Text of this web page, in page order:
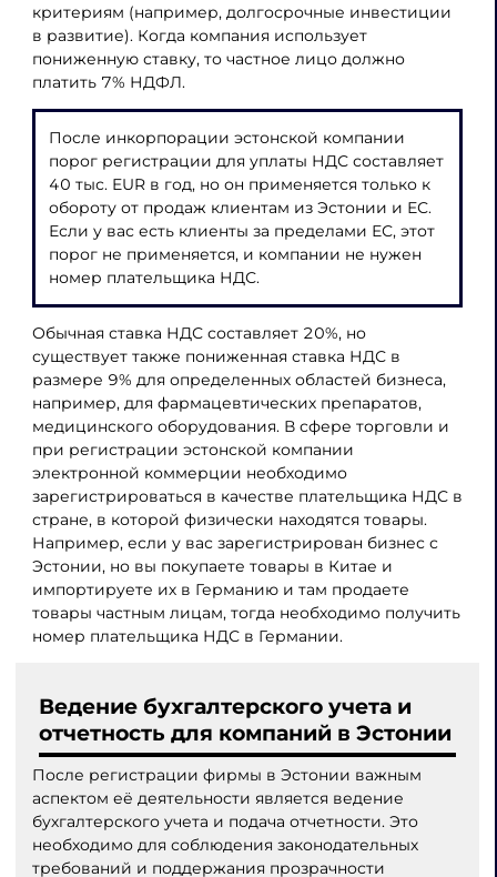
критериям (например, долгосрочные инвестиции
в развитие). Когда компания использует
пониженную ставку, то частное лицо должно
платить 7% НДФЛ.
После инкорпорации эстонской компании
порог регистрации для уплаты НДС составляет
40 тыс. EUR в год, но он применяется только к
обороту от продаж клиентам из Эстонии и ЕС.
Если у вас есть клиенты за пределами ЕС, этот
порог не применяется, и компании не нужен
номер плательщика НДС.
Обычная ставка НДС составляет 20%, но
существует также пониженная ставка НДС в
размере 9% для определенных областей бизнеса,
например, для фармацевтических препаратов,
медицинского оборудования. В сфере торговли и
при регистрации эстонской компании
электронной коммерции необходимо
зарегистрироваться в качестве плательщика НДС в
стране, в которой физически находятся товары.
Например, если у вас зарегистрирован бизнес с
Эстонии, но вы покупаете товары в Китае и
импортируете их в Германию и там продаете
товары частным лицам, тогда необходимо получить
номер плательщика НДС в Германии.
Ведение бухгалтерского учета и
отчетность для компаний в Эстонии
После регистрации фирмы в Эстонии важным
аспектом её деятельности является ведение
бухгалтерского учета и подача отчетности. Это
необходимо для соблюдения законодательных
требований и поддержания прозрачности